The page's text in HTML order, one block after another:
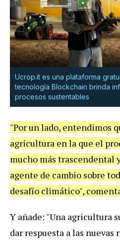
Ucrop.it es una plataforma
tecnología Blockchain brinda
procesos sustentables
"Por un lado, entendimos
agricultura en la que el
mucho más trascendental
agente de cambio sobre
desafío climático",
Y añade: "Una agricultura
dar respuesta a las nuevas